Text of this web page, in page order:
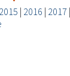
2015 | 2016 | 2017 |